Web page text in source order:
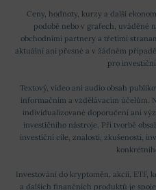
Ceny, hodnoty, kurzy a další
podobě nebo v grafech, uváděné
obchodními partnery a třetími
aktuální ani přesné a v žádném
pro
Textový, video ani audio obsah
informačním a vzdělávacím účelům.
individualizované doporučení ani
investičního nástroje. Při tvorbě
investiční cíle, znalosti, zkušenosti,
Investování do kryptoměn, akcií, ETF,
a dalších finančních produktů je